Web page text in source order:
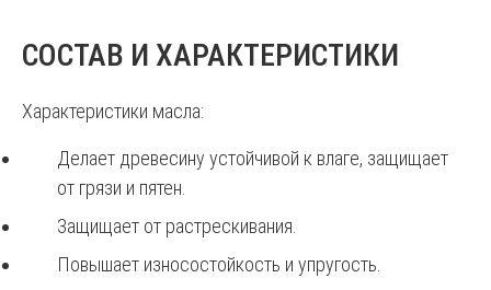
СОСТАВ И ХАРАКТЕРИСТИКИ
Характеристики масла:
Делает древесину устойчивой к влаге, защищает
от грязи и пятен.
Защищает от растрескивания.
Повышает износостойкость и упругость.